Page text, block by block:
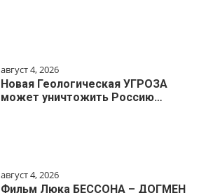
август 4, 2026
Новая Геологическая УГРОЗА
может уничтожить Россию…
август 4, 2026
Фильм Люка БЕССОНА – ДОГМЕН